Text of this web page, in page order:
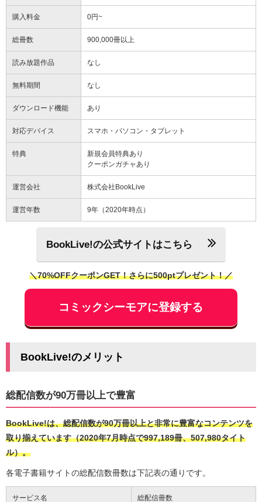
購入料金 0円~
総冊数 900,000冊以上
読み放題作品 なし
無料期間 なし
ダウンロード機能 あり
対応デバイス スマホ・パソコン・タブレット
特典
新規会員特典あり
クーポンガチャあり
運営会社 株式会社BookLive
運営年数 9年（2020年時点）
BookLive!の公式サイトはこちら
＼70%OFFクーポンGET！さらに500ptプレゼント！／
コミックシーモアに登録する
BookLive!のメリット
総配信数が90万冊以上で豊富
BookLive!は、総配信数が90万冊以上と非常に豊富なコンテンツを
取り揃えています（2020年7月時点で997,189冊、507,980タイト
ル）。
各電子書籍サイトの総配信数冊数は下記表の通りです。
サービス名 総配信冊数